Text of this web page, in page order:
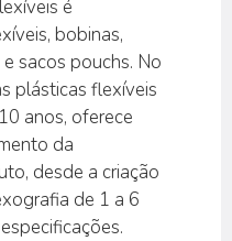
é
bobinas,
sacos pouchs. No
plásticas flexíveis
anos, oferece
da
desde a criação
de 1 a 6